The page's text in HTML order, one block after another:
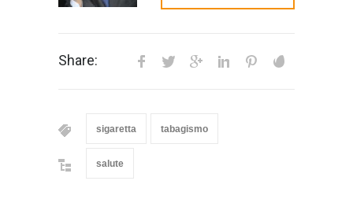
Share:
sigaretta tabagismo
salute